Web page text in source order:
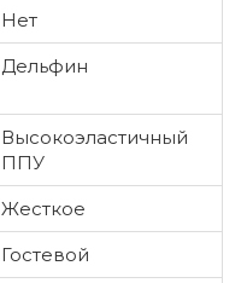
Нет
Дельфин
Высокоэластичный
ППУ
Жесткое
Гостевой